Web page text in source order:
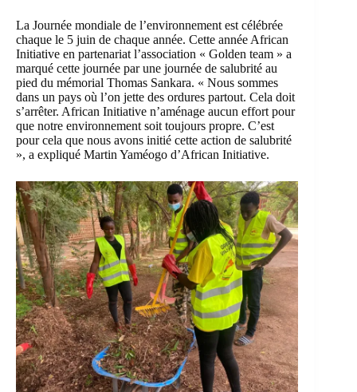
La Journée mondiale de l’environnement est célébrée
chaque le 5 juin de chaque année. Cette année African
Initiative en partenariat l’association « Golden team » a
marqué cette journée par une journée de salubrité au
pied du mémorial Thomas Sankara. « Nous sommes
dans un pays où l’on jette des ordures partout. Cela doit
s’arrêter. African Initiative n’aménage aucun effort pour
que notre environnement soit toujours propre. C’est
pour cela que nous avons initié cette action de salubrité
», a expliqué Martin Yaméogo d’African Initiative.